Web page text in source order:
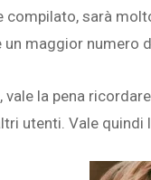
compilato, sarà
maggior numero
vale la pena
utenti. Vale quindi